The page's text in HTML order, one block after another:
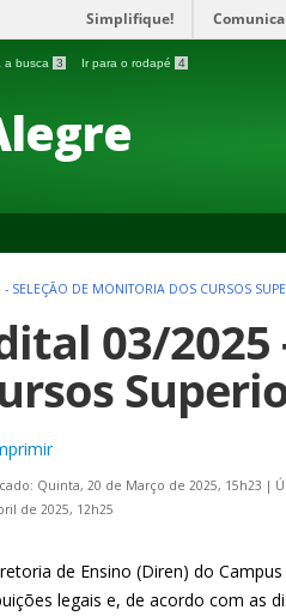
Simplifique! Comunica
a busca 3 Ir para o rodapé 4
SELEÇÃO DE MONITORIA DOS CURSOS
03/
Quinta, 20 de Março de 2025, 15h23 |
de 2025, 12h25
de Ensino (Diren) do
legais e, de acordo com as